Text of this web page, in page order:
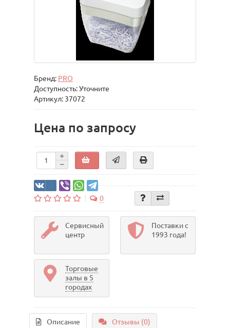
Бренд: PRO
Доступность: Уточните
Артикул: 37072
Цена по запросу
0
Сервисный
центр
Поставки с
1993 года!
Торговые
залы в 5
городах
Описание Отзывы (0)